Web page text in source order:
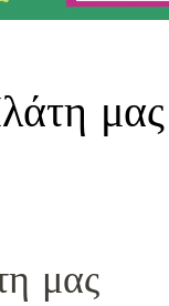
μας
μας